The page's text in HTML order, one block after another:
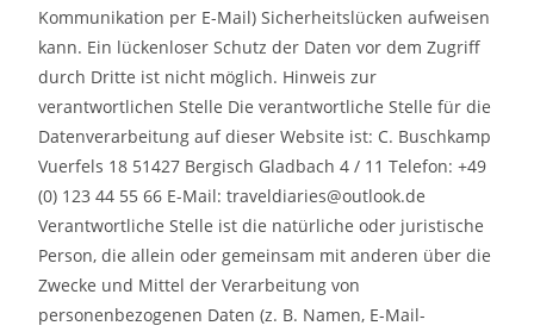
Kommunikation per E-Mail) Sicherheitslücken aufweisen
kann. Ein lückenloser Schutz der Daten vor dem Zugriff
durch Dritte ist nicht möglich. Hinweis zur
verantwortlichen Stelle Die verantwortliche Stelle für die
Datenverarbeitung auf dieser Website ist: C. Buschkamp
Vuerfels 18 51427 Bergisch Gladbach 4 / 11 Telefon: +49
(0) 123 44 55 66 E-Mail: traveldiaries@outlook.de
Verantwortliche Stelle ist die natürliche oder juristische
Person, die allein oder gemeinsam mit anderen über die
Zwecke und Mittel der Verarbeitung von
personenbezogenen Daten (z. B. Namen, E-Mail-